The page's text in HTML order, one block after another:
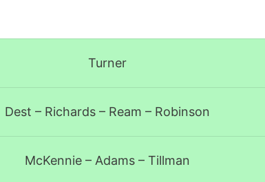
Turner
Dest – Richards – Ream – Robinson
McKennie – Adams – Tillman